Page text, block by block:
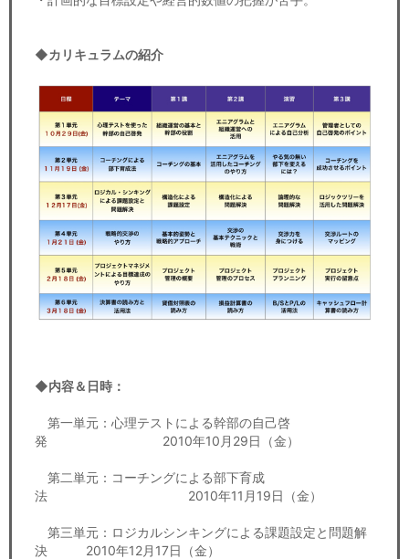
◆カリキュラムの紹介
◆内容＆日時：
第一単元：心理テストによる幹部の自己啓
発 2010年10月29日（金）
第二単元：コーチングによる部下育成
法 2010年11月19日（金）
第三単元：ロジカルシンキングによる課題設定と問題解
決 2010年12月17日（金）